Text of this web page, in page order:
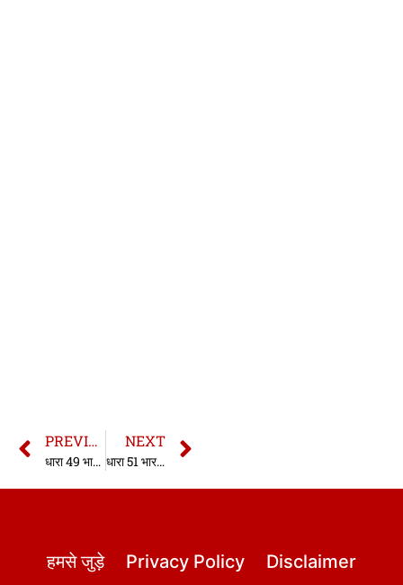
PREVIOUS
धारा 49 भारतीय साक्ष्य अधिनियम | धारा 49 साक्ष्य अधिनियम | Section 49 Indian Evidence Act in hindi
NEXT
धारा 51 भारतीय साक्ष्य अधिनियम | धारा 51 साक्ष्य अधिनियम | Section 51 Indian Evidence Act in hindi
हमसे जुड़े Privacy Policy Disclaimer